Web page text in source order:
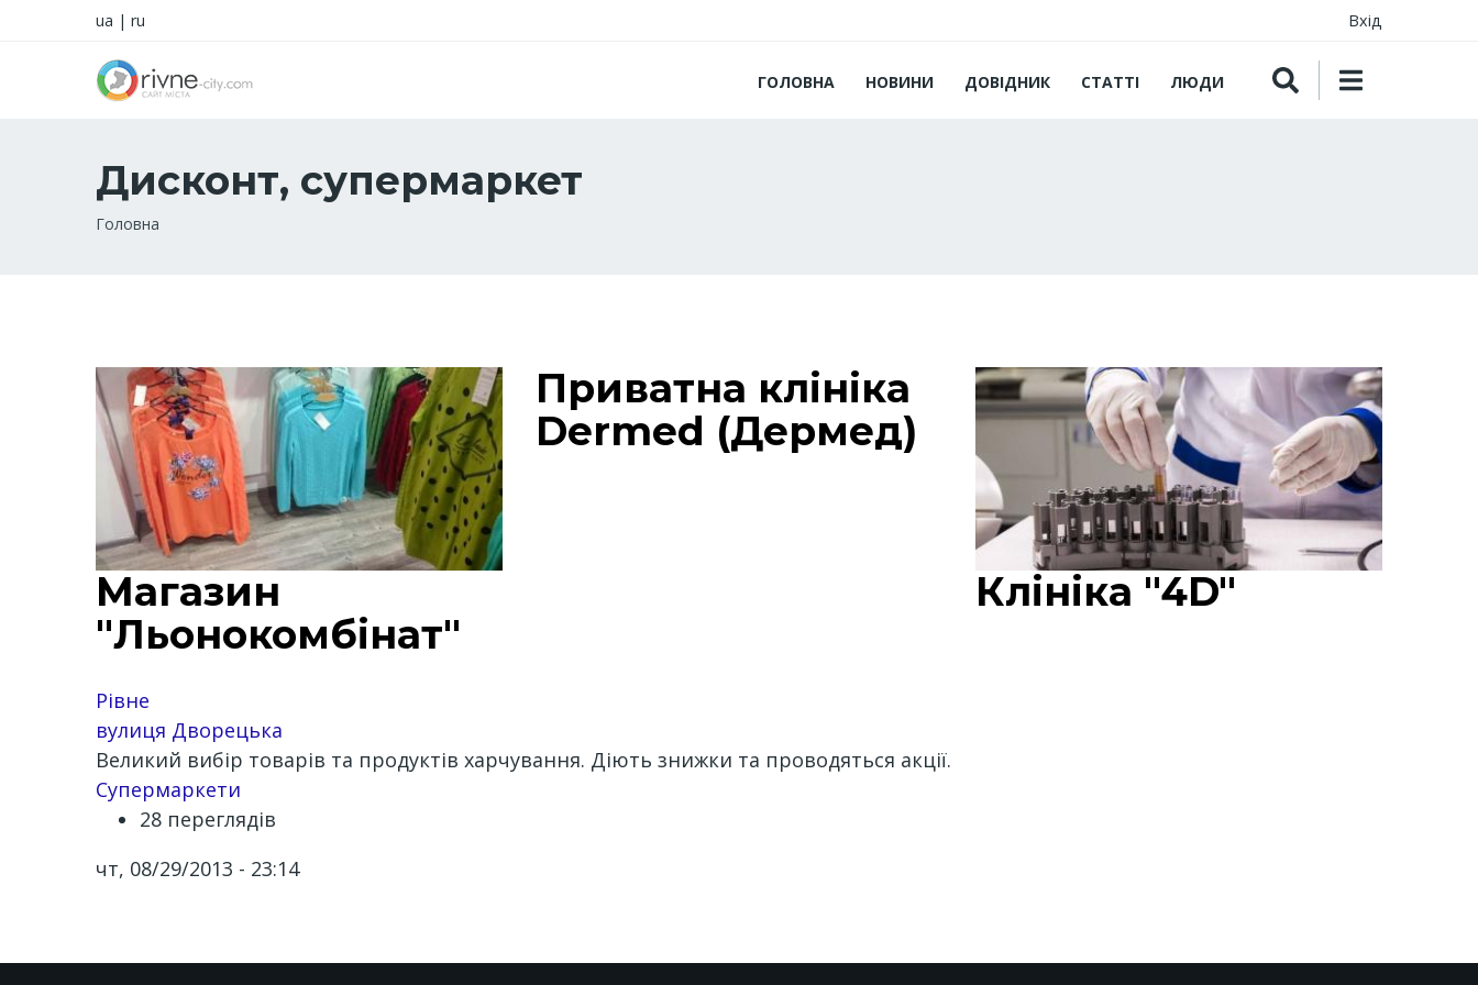
ua | ru Вхід
ГОЛОВНА НОВИНИ ДОВІДНИК СТАТТІ ЛЮДИ
Дисконт, супермаркет
Рядок
Головна
Магазин
"Льонокомбінат"
Приватна клініка
Dermed (Дермед)
Клініка "4D"
Рівне
вулиця Дворецька
Великий вибiр товарiв та продуктiв харчування. Дiють знижки та проводяться акцiї.
Супермаркети
28 переглядів
чт, 08/29/2013 - 23:14